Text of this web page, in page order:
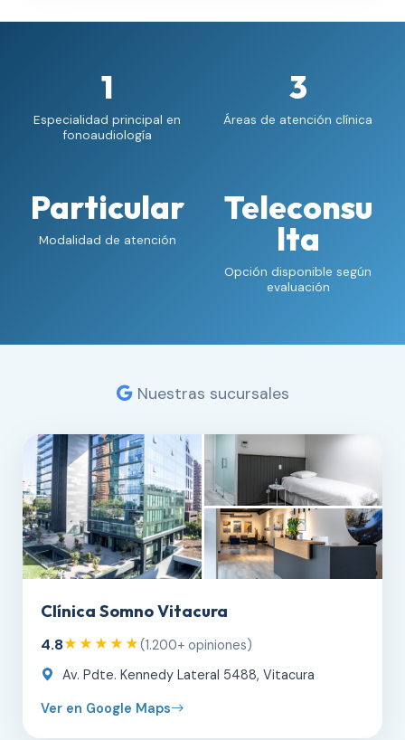
1
Especialidad principal en
fonoaudiología
3
Áreas de atención clínica
Particular
Modalidad de atención
Teleconsu
lta
Opción disponible según
evaluación
Nuestras sucursales
Clínica Somno Vitacura
4.8★★★★★(1.200+ opiniones)
Av. Pdte. Kennedy Lateral 5488, Vitacura
Ver en Google Maps